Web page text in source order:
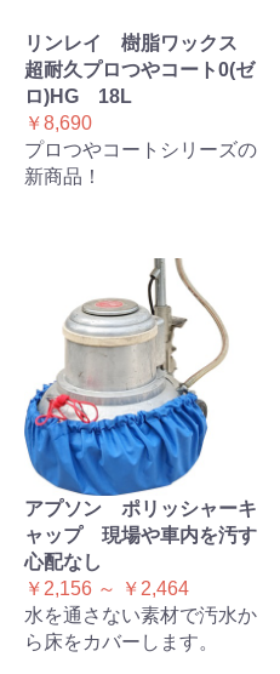
リンレイ 樹脂ワックス
超耐久プロつやコート0(ゼ
ロ)HG 18L
￥8,690
プロつやコートシリーズの
新商品！
アプソン ポリッシャーキ
ャップ 現場や車内を汚す
心配なし
￥2,156 ～ ￥2,464
水を通さない素材で汚水か
ら床をカバーします。